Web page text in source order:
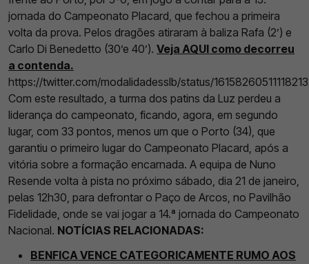
jornada do Campeonato Placard, que fechou a primeira
volta da prova. Pelos dragões atiraram à baliza Rafa (2’) e
Carlo Di Benedetto (30’e 40’). Veja AQUI como decorreu
a contenda.
https://twitter.com/modalidadesslb/status/
Com este resultado, a turma dos patins da Luz perdeu a
liderança do campeonato, ficando, agora, em segundo
lugar, com 33 pontos, menos um que o Porto (34), que
garantiu o primeiro lugar do Campeonato Placard, após a
vitória sobre a formação encarnada. A equipa de Nuno
Resende volta à pista no próximo sábado, dia 21 de janeiro,
pelas 12h30, para defrontar o Paço de Arcos, no Pavilhão
Fidelidade, onde se vai jogar a 14.ª jornada do Campeonato
Nacional. NOTÍCIAS RELACIONADAS:
BENFICA VENCE CATEGORICAMENTE RUMO AOS